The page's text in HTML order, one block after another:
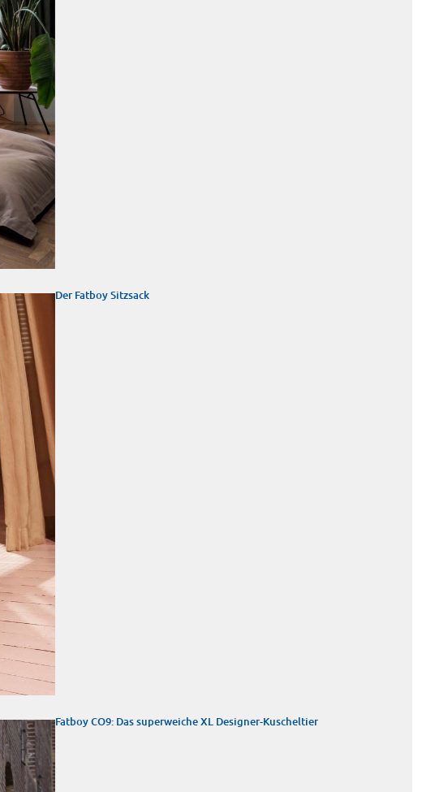
Der Fatboy Sitzsack
Fatboy CO9: Das superweiche XL Designer-Kuscheltier